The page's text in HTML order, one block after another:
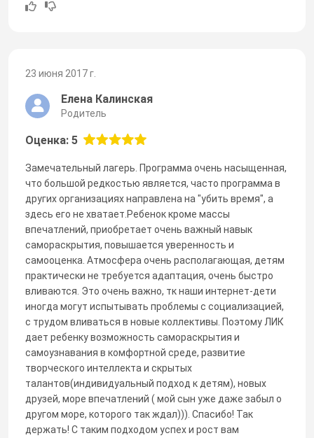
23 июня 2017 г.
Елена Калинская
Родитель
Оценка: 5
Замечательный лагерь. Программа очень насыщенная,
что большой редкостью является, часто программа в
других организациях направлена на "убить время", а
здесь его не хватает.Ребенок кроме массы
впечатлений, приобретает очень важный навык
самораскрытия, повышается уверенность и
самооценка. Атмосфера очень располагающая, детям
практически не требуется адаптация, очень быстро
вливаются. Это очень важно, тк наши интернет-дети
иногда могут испытывать проблемы с социализацией,
с трудом вливаться в новые коллективы. Поэтому ЛИК
дает ребенку возможность самораскрытия и
самоузнавания в комфортной среде, развитие
творческого интеллекта и скрытых
талантов(индивидуальный подход к детям), новых
друзей, море впечатлений ( мой сын уже даже забыл о
другом море, которого так ждал))). Спасибо! Так
держать! С таким подходом успех и рост вам